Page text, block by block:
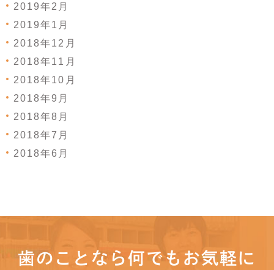
2019年2月
2019年1月
2018年12月
2018年11月
2018年10月
2018年9月
2018年8月
2018年7月
2018年6月
歯のことなら何でもお気軽に